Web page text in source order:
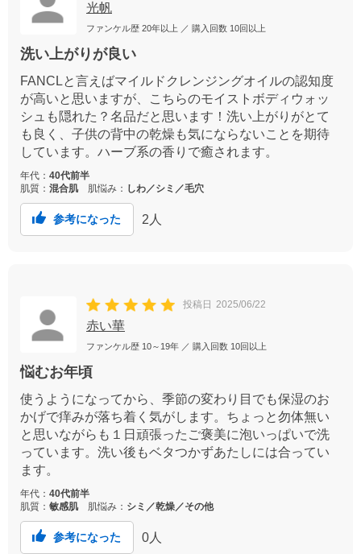
光帆
ファンケル歴 20年以上 ／ 購入回数 10回以上
洗い上がりが良い
FANCLと言えばマイルドクレンジングオイルの認知度
が高いと思いますが、こちらのモイストボディウォッ
シュも隠れた？名品だと思います！洗い上がりがとて
も良く、子供の背中の乾燥も気にならないことを期待
しています。ハーブ系の香りで癒されます。
年代： 40代前半
肌質： 混合肌 肌悩み： しわ／シミ／毛穴
参考になった 2 人
投稿日 2025/06/22
赤い華
ファンケル歴 10～19年 ／ 購入回数 10回以上
悩むお年頃
使うようになってから、季節の変わり目でも保湿のお
かげで痒みが落ち着く気がします。ちょっと勿体無い
と思いながらも１日頑張ったご褒美に泡いっぱいで洗
っています。洗い後もベタつかずあたしには合ってい
ます。
年代： 40代前半
肌質： 敏感肌 肌悩み： シミ／乾燥／その他
参考になった 0 人